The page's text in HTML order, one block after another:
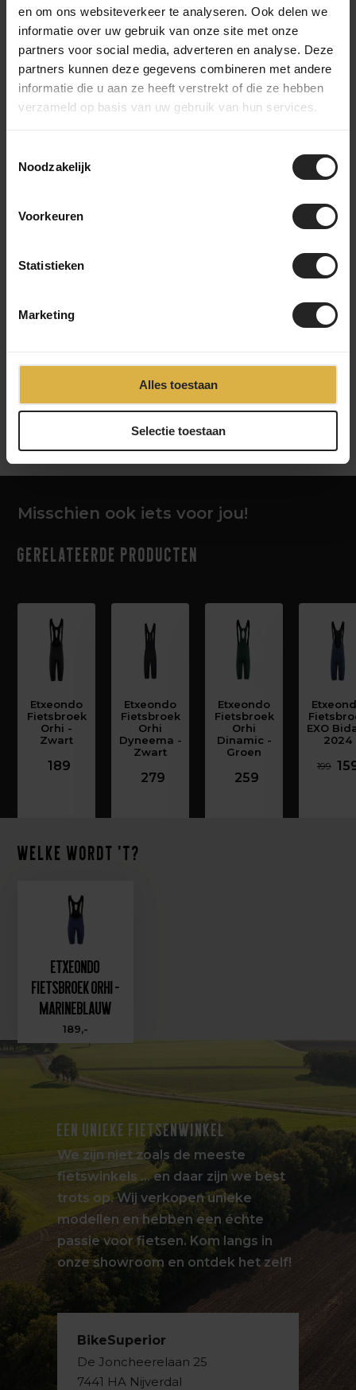
en om ons websiteverkeer te analyseren. Ook delen we
informatie over uw gebruik van onze site met onze
partners voor social media, adverteren en analyse. Deze
partners kunnen deze gegevens combineren met andere
informatie die u aan ze heeft verstrekt of die ze hebben
verzameld op basis van uw gebruik van hun services.
Noodzakelijk
Voorkeuren
Statistieken
Marketing
Alles toestaan
Selectie toestaan
‹ ›
Achter de schermen bij BikeSuperior
Het leveringsproces
Na je bestelling verzamelt ons magazijnteam alle benodigde
werkplaats wordt de fiets volledig opgebouwd en uitgebreid
getest. Daarna gaat de fiets naar het inpakstation in het
worden toegevoegd aan de doos, waarna de fiets verzonden
wordt naar een bestemming in Nederland of wereldwijd. Zo
Misschien ook iets voor jou!
Gerelateerde producten
Etxeondo
Fietsbroek
Orhi -
Zwart
189
Etxeondo
Fietsbroek
Orhi
Dyneema -
Zwart
279
Etxeondo
Fietsbroek
Orhi
Dinamic -
Groen
259
EXO
2024
199
Welke wordt 't?
Etxeondo
Fietsbroek Orhi -
Marineblauw
189,-
EEN UNIEKE FIETSENWINKEL
We zijn niet zoals de meeste
fietswinkels … en daar zijn we best
trots op. Wij verkopen unieke
modellen en hebben een échte
passie voor fietsen. Kom langs in
onze showroom en ontdek het zelf!
BikeSuperior
De Joncheerelaan 25
7441 HA Nijverdal